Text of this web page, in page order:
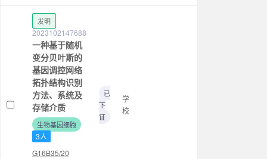
发明
2023102147688
一种基于随机
变分贝叶斯的
基因调控网络
拓扑结构识别
方法、系统及
存储介质
生物基因细胞
3人
G16B35/20
已
下
证
学
校